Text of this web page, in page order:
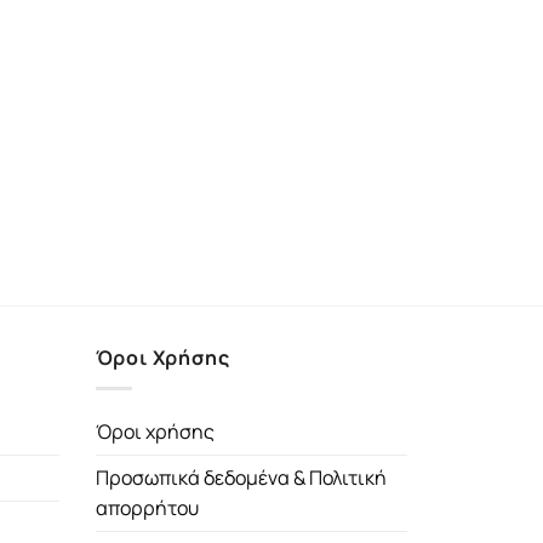
Όροι Χρήσης
Όροι χρήσης
Προσωπικά δεδομένα & Πολιτική
απορρήτου